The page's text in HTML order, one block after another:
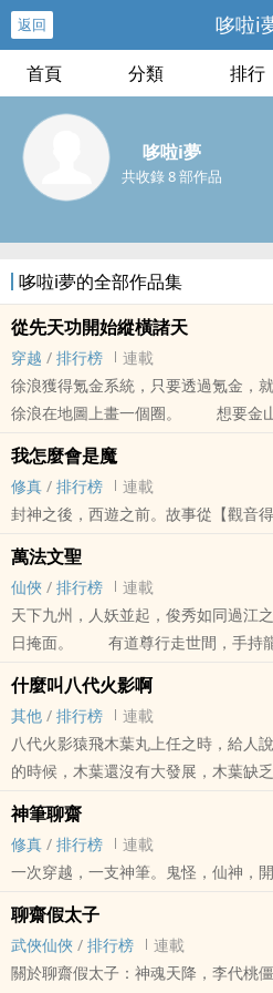
返回 哆啦i
首頁 分類 排行
哆啦i夢
共收錄 8 部作品
哆啦i夢的全部作品集
從先天功開始縱橫諸天
穿越 / 排行榜
連載
徐浪獲得氪金系統，只要透過氪金
徐浪在地圖上畫一個圈。 想要金
我怎麼會是魔
修真 / 排行榜
連載
封神之後，西遊之前。故事從【觀音得
萬法文聖
仙俠 / 排行榜
連載
天下九州，人妖並起，俊秀如同過
日掩面。 有道尊行走世間，手持
至最後時
什麼叫八代火影啊
其他 / 排行榜
連載
八代火影猿飛木葉丸上任之時，給人
的時候，木葉還沒有大發展，木葉缺
的是要靠大名賞飯。大馬路，木葉不
路是區域網，撥號網，傳個檔案都天
不了一個電話。我去找六代要，你猜
有，要命一條！你木葉丸看我腦袋值
建！你木葉丸有能耐做這個官，就有
家和花火抱孩子去！我等的就是這句
了，共同溝，高鐵站，即時通訊，產
神筆聊齋
修真 / 排行榜
連載
一次穿越，一支神筆。鬼怪，仙神，開
聊齋假太子
武俠仙俠 / 排行榜
連載
關於聊齋假太子：神魂天降，李代桃